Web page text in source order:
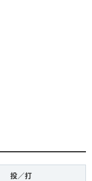
投／打